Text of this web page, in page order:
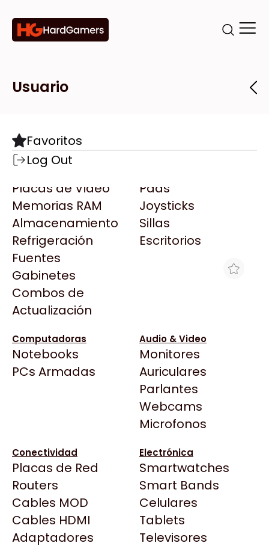
Categorías
Componentes
Motherboards
Microprocesadores
Placas de Video
Memorias RAM
Almacenamiento
Refrigeración
Fuentes
Gabinetes
Combos de
Actualización
Pads
Joysticks
Sillas
Escritorios
Computadoras
Notebooks
PCs Armadas
Audio & Video
Monitores
Auriculares
Parlantes
Webcams
Microfonos
Conectividad
Placas de Red
Routers
Cables MOD
Cables HDMI
Adaptadores
Electrónica
Smartwatches
Smart Bands
Celulares
Tablets
Televisores
Marcas
Todas las Marcas
AMD
AULA
Acer
Adata
AeroCool
Antec
Arkham
Asrock
BenQ
CX
Cooler Master
Deepcool
Dell
EVGA
Gamemax
Genesis
Genius
Tiendas
Destacadas
Todas las Tiendas
Click Gaming
Compufan Store
Dinobyte
Full H4rd
Gaming City
Gezatek
Usuario
Favoritos
Log Out
TECLADO INALÁMBRICO CORSAIR
GAMING K70 CORE TKL MECANICO
$214.740
Ver producto en la página de Maximus